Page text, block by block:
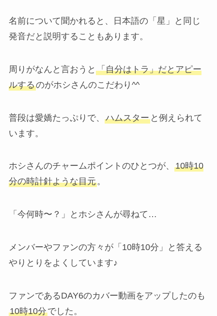
名前について聞かれると、日本語の「星」と同じ
発音だと説明することもあります。
周りがなんと言おうと 「自分はトラ」だとアピー
ルするのがホシさんのこだわり^^
普段は愛嬌たっぷりで、 ハムスターと例えられて
います。
ホシさんのチャームポイントのひとつが、 10時10
分の時計針ような目元。
「今何時〜？」とホシさんが尋ねて…
メンバーやファンの方々が「10時10分」と答える
やりとりをよくしています♪
ファンであるDAY6のカバー動画をアップしたのも
10時10分でした。